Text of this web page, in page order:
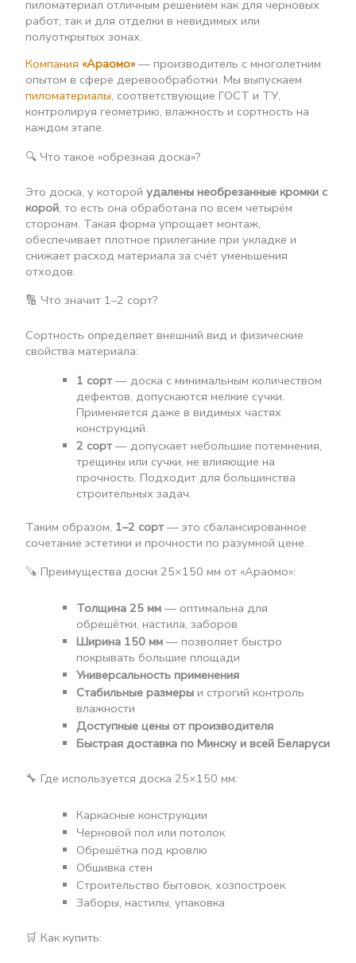
пиломатериал отличным решением как для черновых
работ, так и для отделки в невидимых или
полуоткрытых зонах.
Компания «Араомо» — производитель с многолетним
опытом в сфере деревообработки. Мы выпускаем
пиломатериалы, соответствующие ГОСТ и ТУ,
контролируя геометрию, влажность и сортность на
каждом этапе.
🔍 Что такое «обрезная доска»?
Это доска, у которойудалены необрезанные кромки с
корой, то есть она обработана по всем четырём
сторонам. Такая форма упрощает монтаж,
обеспечивает плотное прилегание при укладке и
снижает расход материала за счёт уменьшения
отходов.
🔢 Что значит 1–2 сорт?
Сортность определяет внешний вид и физические
свойства материала:
1 сорт — доска с минимальным количеством
дефектов, допускаются мелкие сучки.
Применяется даже в видимых частях
конструкций.
2 сорт — допускает небольшие потемнения,
трещины или сучки, не влияющие на
прочность. Подходит для большинства
строительных задач.
Таким образом, 1–2 сорт — это сбалансированное
сочетание эстетики и прочности по разумной цене.
🪚 Преимущества доски 25×150 мм от «Араомо»:
Толщина 25 мм — оптимальна для
обрешётки, настила, заборов
Ширина 150 мм — позволяет быстро
покрывать большие площади
Универсальность применения
Стабильные размеры и строгий контроль
влажности
Доступные цены от производителя
Быстрая доставка по Минску и всей Беларуси
🔧 Где используется доска 25×150 мм:
Каркасные конструкции
Черновой пол или потолок
Обрешётка под кровлю
Обшивка стен
Строительство бытовок, хозпостроек
Заборы, настилы, упаковка
🛒 Как купить: